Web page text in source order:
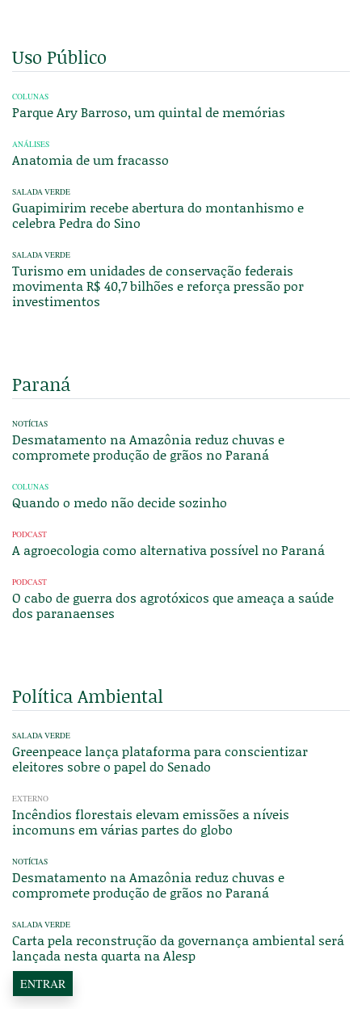
Uso Público
COLUNAS
Parque Ary Barroso, um quintal de memórias
ANÁLISES
Anatomia de um fracasso
SALADA VERDE
Guapimirim recebe abertura do montanhismo e
celebra Pedra do Sino
SALADA VERDE
Turismo em unidades de conservação federais
movimenta R$ 40,7 bilhões e reforça pressão por
investimentos
Paraná
NOTÍCIAS
Desmatamento na Amazônia reduz chuvas e
compromete produção de grãos no Paraná
COLUNAS
Quando o medo não decide sozinho
PODCAST
A agroecologia como alternativa possível no Paraná
PODCAST
O cabo de guerra dos agrotóxicos que ameaça a saúde
dos paranaenses
Política Ambiental
SALADA VERDE
Greenpeace lança plataforma para conscientizar
eleitores sobre o papel do Senado
EXTERNO
Incêndios florestais elevam emissões a níveis
incomuns em várias partes do globo
NOTÍCIAS
Desmatamento na Amazônia reduz chuvas e
compromete produção de grãos no Paraná
SALADA VERDE
Carta pela reconstrução da governança ambiental será
lançada nesta quarta na Alesp
ENTRAR